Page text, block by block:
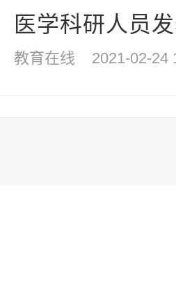
医学科研人员
教育在线 2021-02-24